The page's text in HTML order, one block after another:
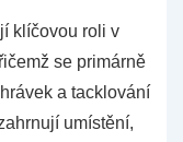
klíčovou roli v
se primárně
a tacklování
umístění,